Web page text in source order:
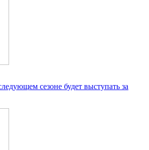
сезоне будет выступать за